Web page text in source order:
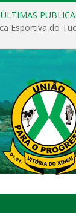
ÚLTIMAS